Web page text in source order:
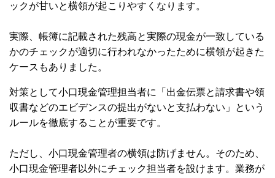
ックが甘いと横領が起こりやすくなります。
実際、帳簿に記載された残高と実際の現金が一致している
かのチェックが適切に行われなかったために横領が起きた
ケースもありました。
対策として小口現金管理担当者に「出金伝票と請求書や領
収書などのエビデンスの提出がないと支払わない」という
ルールを徹底することが重要です。
ただし、小口現金管理者の横領は防げません。そのため、
小口現金管理者以外にチェック担当者を設けます。業務が